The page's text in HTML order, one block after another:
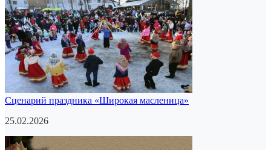
Сценарий праздника «Широкая масленица»
25.02.2026